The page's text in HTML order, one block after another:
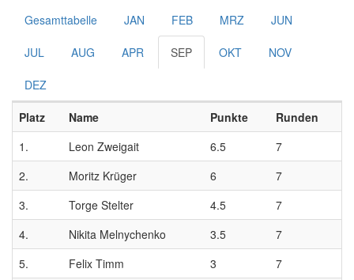
Gesamttabelle JAN FEB MRZ JUN
JUL AUG APR SEP OKT NOV
DEZ
Platz Name Punkte
Runden
1.
Leon Zweigait 6.5
7
2.
Moritz Krüger 6
7
3.
Torge Stelter 4.5
7
4.
Nikita Melnychenko 3.5
7
5.
Felix Timm 3
7